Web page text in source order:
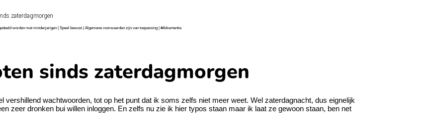
zaterdagmorgen
worden met minderjarigen | Speel bewust | Algemene voorwaarden zijn van toepassing | #Advertentie
sinds zaterdagmorgen
vershillend wachtwoorden, tot op het punt dat ik soms zelfs niet meer weet. Wel zaterdagnacht, dus eignelijk
zeer dronken bui willen inloggen. En zelfs nu zie ik hier typos staan maar ik laat ze gewoon staan, ben net